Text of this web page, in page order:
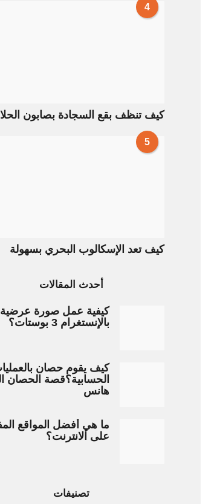
4
كيف تنظف بقع السجادة بصابون
5
كيف تعد الإسكالوب البحري بسهولة
أحدث المقالات
كيفية عمل صورة عرضية
بالإنستغرام 3 بوستات؟
كيف يقوم حصان
الحسابية؟قصة الحصان
هانس
ما هي أفضل المواقع
على الانترنت؟
تصنيفات